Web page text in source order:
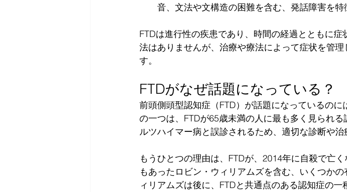
音、文法や文構造の困難を含む、発話障害を特
FTDは進行性の疾患であり、時間の経過とともに
法はありませんが、治療や療法によって症状を管
す。
FTDがなぜ話題になっている？
前頭側頭型認知症（FTD）が話題になっているの
の一つは、FTDが65歳未満の人に最も多く見られ
ルツハイマー病と誤診されるため、適切な診断や治
もうひとつの理由は、FTDが、2014年に自殺で亡
もあったロビン・ウィリアムズを含む、いくつか
ィリアムズは後に、FTDと共通点のある認知症の